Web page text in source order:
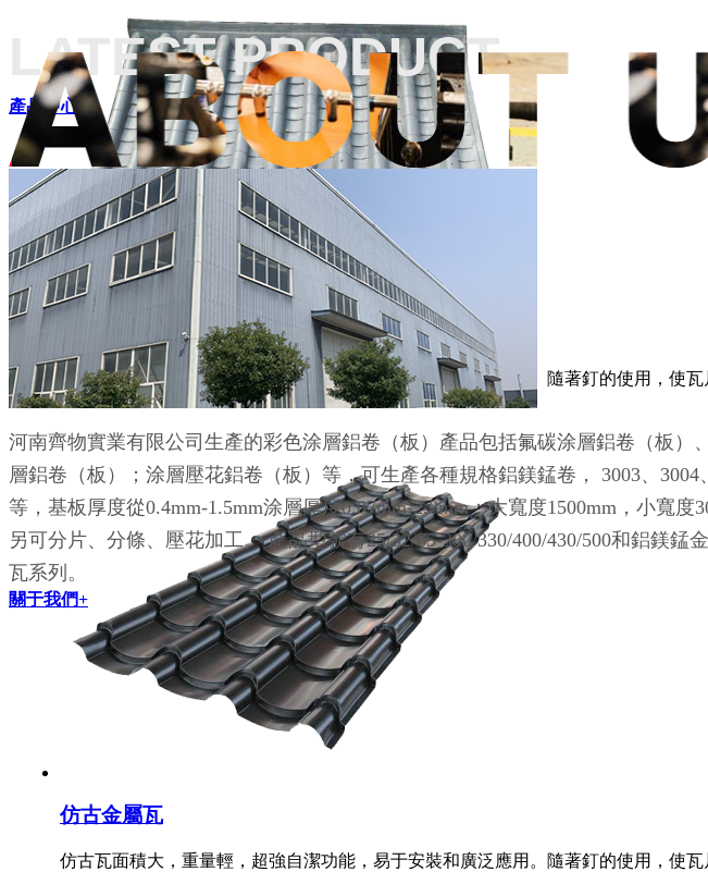
仿古瓦源頭廠家
仿古瓦面積大，重量輕，超強自潔功能，易于安裝和廣泛應用。隨著釘的使用，使
仿古金屬瓦
仿古瓦面積大，重量輕，超強自潔功能，易于安裝和廣泛應用。隨著釘的使用，使
LATEST PRODUCT
產品中心+
河南齊物實業有限公司生產的彩色涂層鋁卷（板）產品包括氟碳涂層鋁卷（板）
層鋁卷（板）；涂層壓花鋁卷（板）等，可生產各種規格鋁鎂錳卷， 3003、3004
等，基板厚度從0.4mm-1.5mm涂層厚度0.07mm-2.0mm；大寬度1500mm，小寬度
另可分片、分條、壓花加工。 產品型號有25/32/65-300/330/400/430/500和鋁鎂錳
瓦系列。
關于我們+